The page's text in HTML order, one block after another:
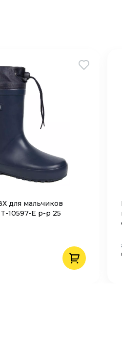
для мальчиков
10597-E р-р 25